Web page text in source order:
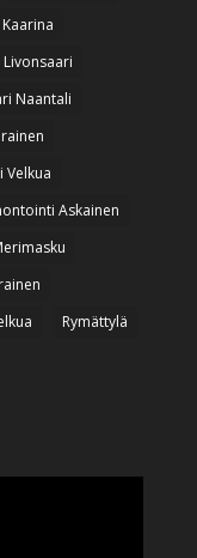
Naantali
Velkua
Askainen
Rymättylä